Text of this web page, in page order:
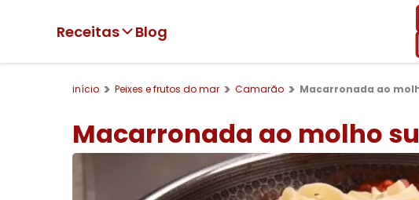
Receitas Blog
início Peixes e frutos do mar Camarão Macarronada ao
Macarronada ao molho